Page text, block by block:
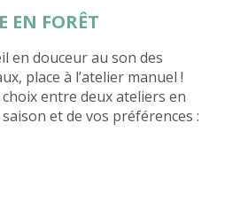
EN FORÊT
en douceur au son des
place à l’atelier manuel !
entre deux ateliers en
et de vos préférences :